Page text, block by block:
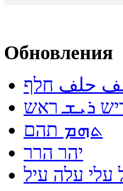
Обновления
حلف חלף
ܪܝܫ ראש
ܬܗܡ תהם
יהר הרר
עלה עיל